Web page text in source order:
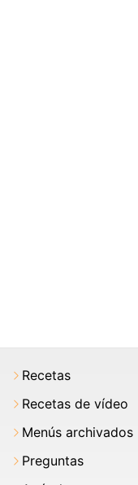
Recetas
Recetas de vídeo
Menús archivados
Preguntas